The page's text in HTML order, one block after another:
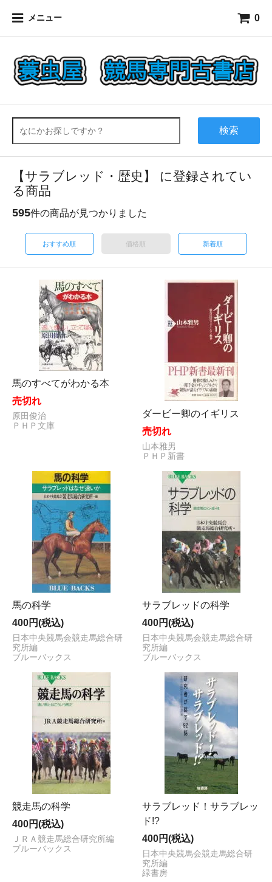
メニュー 0
検索
【サラブレッド・歴史】 に登録されてい
る商品
595件の商品が見つかりました
おすすめ順 価格順 新着順
馬のすべてがわかる本
売切れ
原田俊治
ＰＨＰ文庫
ダービー卿のイギリス
売切れ
山本雅男
ＰＨＰ新書
馬の科学
400円(税込)
日本中央競馬会競走馬総合研
究所編
ブルーバックス
サラブレッドの科学
400円(税込)
日本中央競馬会競走馬総合研
究所編
ブルーバックス
競走馬の科学
400円(税込)
ＪＲＡ競走馬総合研究所編
ブルーバックス
サラブレッド！サラブレッ
ド!?
400円(税込)
日本中央競馬会競走馬総合研
究所編
緑書房